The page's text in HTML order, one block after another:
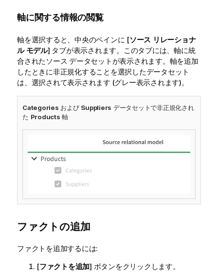
軸に関する情報の閲覧
軸を選択すると、中央のペインに [ソース リレーショナ
ル モデル] タブが表示されます。このタブには、軸に統
合されたソース データセットが表示されます。軸を追加
したときに非正規化することを選択したデータセット
は、選択されて表示されます (グレー表示されます)。
Categories および Suppliers データセットで非正規化され
た Products 軸
ファクトの追加
ファクトを追加するには:
[ファクトを追加] ボタンをクリックします。